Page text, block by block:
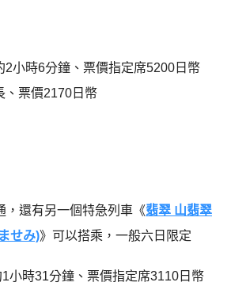
2小時6分鐘、票價指定席5200日幣
、票價2170日幣
，還有另一個特急列車《翡翠 山翡翠
せみ)》可以搭乘，一般六日限定
小時31分鐘、票價指定席3110日幣